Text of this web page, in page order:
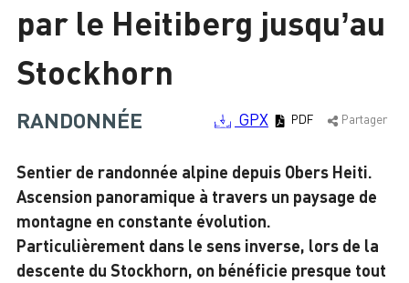
Chargement
par le Heitiberg jusqu’au
Stockhorn
RANDONNÉE GPX PDF Partager
Sentier de randonnée alpine depuis Obers Heiti.
Ascension panoramique à travers un paysage de
montagne en constante évolution.
Particulièrement dans le sens inverse, lors de la
descente du Stockhorn, on bénéficie presque tout